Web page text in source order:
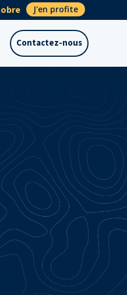
J'en profite
Contactez-nous